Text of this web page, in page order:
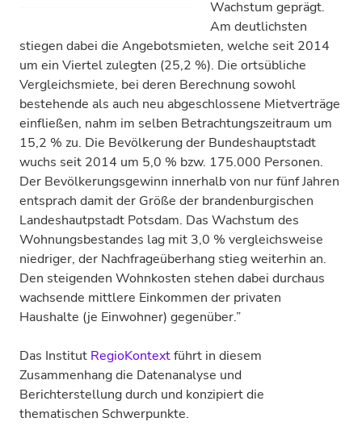
Wachstum geprägt.
Am deutlichsten
stiegen dabei die Angebotsmieten, welche seit 2014
um ein Viertel zulegten (25,2 %). Die ortsübliche
Vergleichsmiete, bei deren Berechnung sowohl
bestehende als auch neu abgeschlossene Mietverträge
einfließen, nahm im selben Betrachtungszeitraum um
15,2 % zu. Die Bevölkerung der Bundeshauptstadt
wuchs seit 2014 um 5,0 % bzw. 175.000 Personen.
Der Bevölkerungsgewinn innerhalb von nur fünf Jahren
entsprach damit der Größe der brandenburgischen
Landeshautpstadt Potsdam. Das Wachstum des
Wohnungsbestandes lag mit 3,0 % vergleichsweise
niedriger, der Nachfrageüberhang stieg weiterhin an.
Den steigenden Wohnkosten stehen dabei durchaus
wachsende mittlere Einkommen der privaten
Haushalte (je Einwohner) gegenüber.”
Das Institut RegioKontextführt in diesem
Zusammenhang die Datenanalyse und
Berichterstellung durch und konzipiert die
thematischen Schwerpunkte.